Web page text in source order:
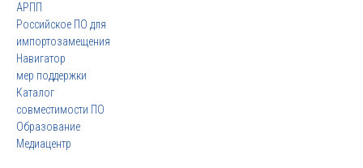
АРПП
Российское ПО для
импортозамещения
Навигатор
мер поддержки
Каталог
совместимости ПО
Образование
Медиацентр